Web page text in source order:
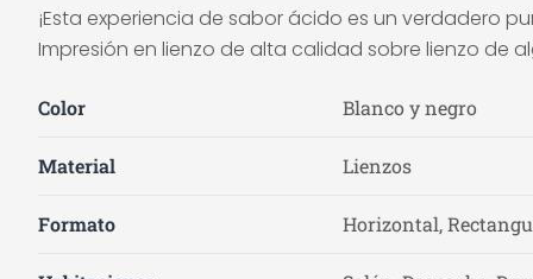
¡Esta experiencia de sabor ácido es un verdadero
Impresión en lienzo de alta calidad sobre lienzo de
Color Blanco y negro
Material Lienzos
Formato Horizontal,